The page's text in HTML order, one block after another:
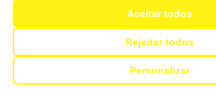
Aceitar todos
Rejeitar todos
Personalizar